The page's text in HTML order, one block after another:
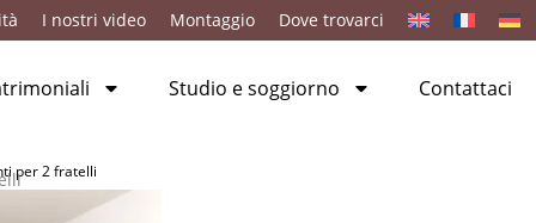
I nostri video Montaggio Dove trovarci
Studio e soggiorno Contattaci
per 2 fratelli